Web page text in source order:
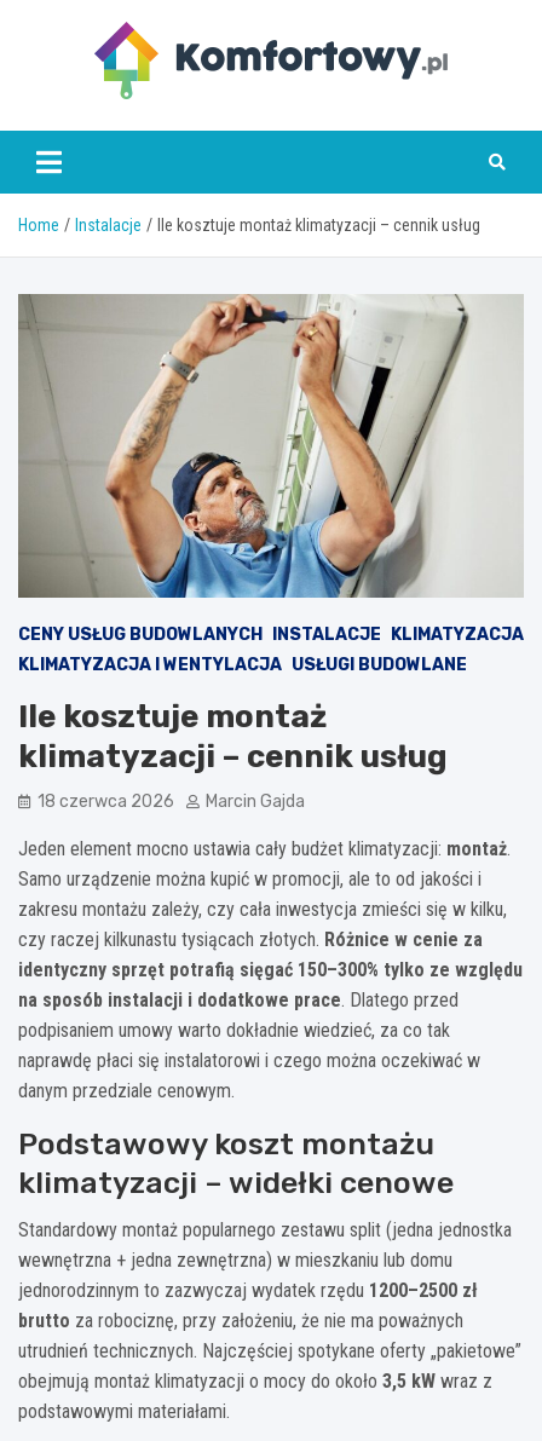
komfortowy.pl
Home Instalacje Ile kosztuje montaż klimatyzacji – cennik usług
CENY USŁUG BUDOWLANYCH INSTALACJE
KLIMATYZACJA
KLIMATYZACJA I WENTYLACJA USŁUGI BUDOWLANE
Ile kosztuje montaż
klimatyzacji – cennik usług
18 czerwca 2026 Marcin Gajda
Jeden element mocno ustawia cały budżet klimatyzacji: montaż.
Samo urządzenie można kupić w promocji, ale to od jakości i
zakresu montażu zależy, czy cała inwestycja zmieści się w kilku,
czy raczej kilkunastu tysiącach złotych. Różnice w cenie za
identyczny sprzęt potrafią sięgać 150–300% tylko ze względu
na sposób instalacji i dodatkowe prace. Dlatego przed
podpisaniem umowy warto dokładnie wiedzieć, za co tak
naprawdę płaci się instalatorowi i czego można oczekiwać w
danym przedziale cenowym.
Podstawowy koszt montażu
klimatyzacji – widełki cenowe
Standardowy montaż popularnego zestawu split (jedna jednostka
wewnętrzna + jedna zewnętrzna) w mieszkaniu lub domu
jednorodzinnym to zazwyczaj wydatek rzędu 1200–2500 zł
brutto za robociznę, przy założeniu, że nie ma poważnych
utrudnień technicznych. Najczęściej spotykane oferty „pakietowe”
obejmują montaż klimatyzacji o mocy do około 3,5 kW wraz z
podstawowymi materiałami.